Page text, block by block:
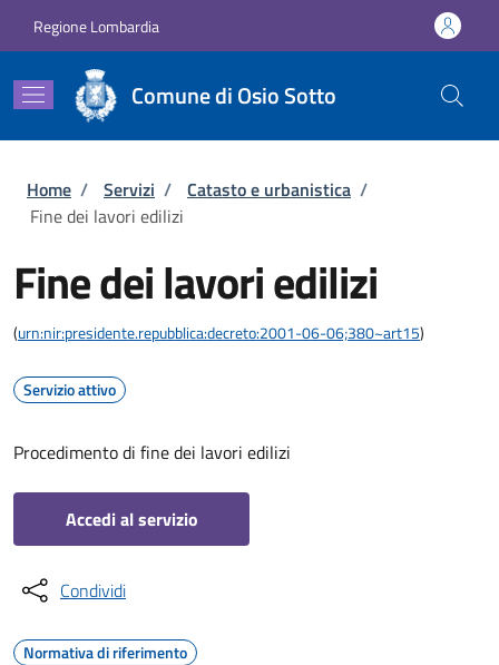
Regione Lombardia
Comune di Osio Sotto
Briciole di pane
Home / Servizi / Catasto e urbanistica /
Fine dei lavori edilizi
Fine dei lavori edilizi
(urn:nir:presidente.repubblica:decreto:2001-06-06;380~art15)
Servizio attivo
Procedimento di fine dei lavori edilizi
Accedi al servizio
Condividi
Normativa di riferimento